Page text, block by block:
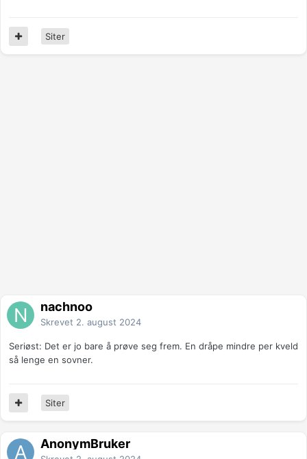
Siter
nachnoo
Skrevet 2. august 2024
Seriøst: Det er jo bare å prøve seg frem. En dråpe mindre per kveld
så lenge en sovner.
Siter
AnonymBruker